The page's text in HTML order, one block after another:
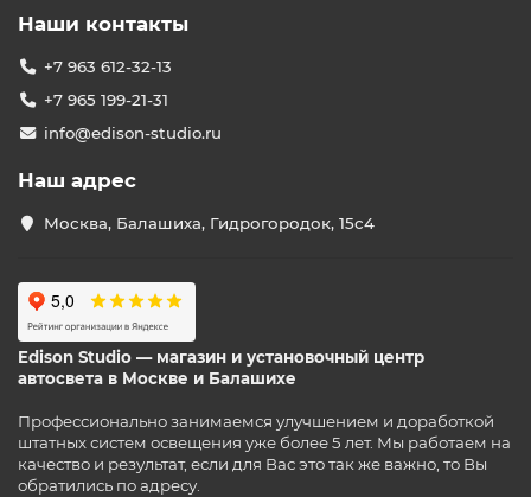
Наши контакты
+7 963 612-32-13
+7 965 199-21-31
info@edison-studio.ru
Наш адрес
Москва, Балашиха, Гидрогородок, 15с4
Edison Studio — магазин и установочный центр
автосвета в Москве и Балашихе
Профессионально занимаемся улучшением и доработкой
штатных систем освещения уже более 5 лет. Мы работаем на
качество и результат, если для Вас это так же важно, то Вы
обратились по адресу.